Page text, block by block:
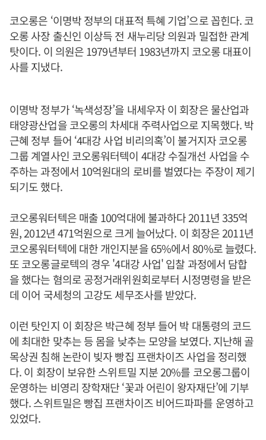
코오롱은 ‘이명박 정부의 대표적 특혜 기업’으로 꼽힌다. 코
오롱 사장 출신인 이상득 전 새누리당 의원과 밀접한 관계
탓이다. 이 의원은 1979년부터 1983년까지 코오롱 대표이
사를 지냈다.
이명박 정부가 ‘녹색성장’을 내세우자 이 회장은 물산업과
태양광산업을 코오롱의 차세대 주력사업으로 지목했다. 박
근혜 정부 들어 ‘4대강 사업 비리의혹’이 불거지자 코오롱
그룹 계열사인 코오롱워터텍이 4대강 수질개선 사업을 수
주하는 과정에서 10억원대의 로비를 벌였다는 주장이 제기
되기도 했다.
코오롱워터텍은 매출 100억대에 불과하다 2011년 335억
원, 2012년 471억원으로 크게 늘어났다. 이 회장은 2011년
코오롱워터텍에 대한 개인지분을 65%에서 80%로 늘렸다.
또 코오롱글로텍의 경우 '4대강 사업' 입찰 과정에서 담합
을 했다는 혐의로 공정거래위원회로부터 시정명령을 받은
데 이어 국세청의 고강도 세무조사를 받았다.
이런 탓인지 이 회장은 박근혜 정부 들어 박 대통령의 코드
에 최대한 맞추는 등 몸을 낮추는 모양을 보였다. 지난해 골
목상권 침해 논란이 빚자 빵집 프랜차이즈 사업을 정리했
다. 이 회장이 보유한 스위트밀 지분 20%를 코오롱그룹이
운영하는 비영리 장학재단 ‘꽃과 어린이 왕자재단’에 기부
했다. 스위트밀은 빵집 프랜차이즈 비어드파파를 운영하고
있었다.